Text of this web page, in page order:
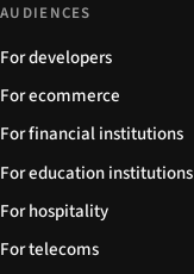
AUDIENCES
For developers
For ecommerce
For financial institutions
For education institutions
For hospitality
For telecoms